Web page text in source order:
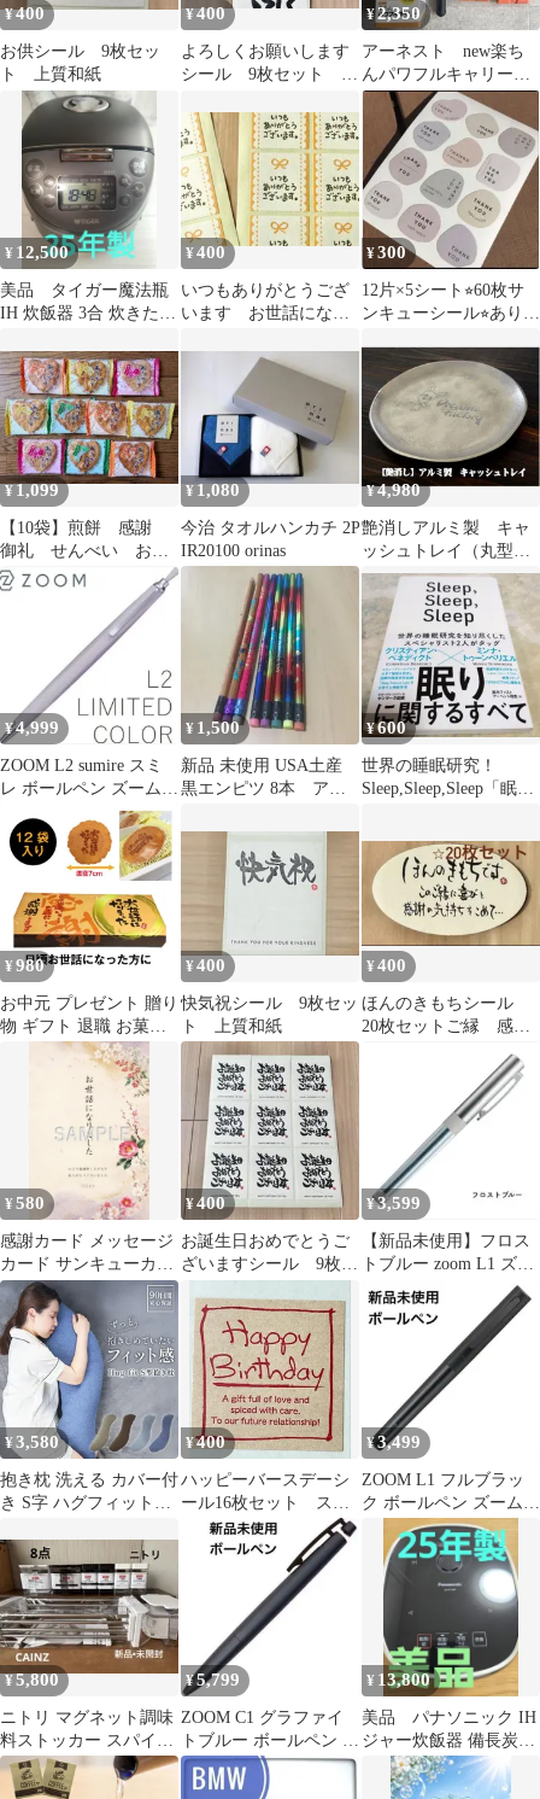
¥400
お供シール 9枚セッ
ト 上質和紙
¥400
よろしくお願いします
シール 9枚セット 上
¥2,350
アーネスト new楽ち
んパワフルキャリー
台車 家具移動 引越
し 模様替え
¥ 12,500
美品 タイガー魔法瓶
IH 炊飯器 3合 炊きた
¥400
いつもありがとうござ
います お世話になり
感謝 上質和紙
¥300
12片×5シート⭐︎60枚サ
ンキューシール⭐︎ありが
¥1,099
【10袋】煎餅 感謝
御礼 せんべい おか
き ギフト お返し
個包装
¥1,080
今治 タオルハンカチ 2P
IR20100 orinas
¥4,980
艶消しアルミ製 キャ
ッシュトレイ（丸型）
【開店祝い】【記念
品】【新装オープン
お祝い】【新装開店
お祝い】などアイデア
次第【コンビニ受取対
応商品】【キャッシュ
トレイ 名入れ】【開
店祝い名入れ】
¥4,999
ZOOM L2 sumire スミ
レ ボールペン ズーム
¥ 1,500
新品 未使用 USA土産
黒エンピツ 8本 アメ
¥600
世界の睡眠研究！
Sleep,Sleep,Sleep「眠り
¥ 980
お中元 プレゼント 贈り
物 ギフト 退職 お菓子
お世話になりました 12
袋入り 個包装 プチギフ
ト 喜ばれる 大量 詰め
合わせ メッセージ 送料
無料 お礼 卒業 転職 転
¥400
快気祝シール 9枚セッ
ト 上質和紙
¥400
ほんのきもちシール
20枚セットご縁 感
謝 心遣い お世話に
なりました 上質紙
¥580
感謝カード メッセージ
カード サンキューカー
ド 和風 オーダー可
¥400
お誕生日おめでとうご
ざいますシール 9枚セ
¥3,599
【新品未使用】フロス
トブルー zoom L1 ズー
ム ブラックインク
¥3,580
抱き枕 洗える カバー付
き S字 ハグフィット
抱きまくら 枕 まくら
マクラ 横向き寝用枕 横
向き寝 横向き 横 横向
き枕 妊娠中 妊娠 いび
き いびき防止 腰痛改善
腰痛 睡眠時無呼吸症候
群 歯ぎしり 防止 父の
日
¥400
ハッピーバースデーシ
ール16枚セット スク
エア型
¥3,499
ZOOM L1 フルブラッ
ク ボールペン ズーム
BJ-ZL1EC12R17
¥5,800
ニトリ マグネット調味
料ストッカー スパイス
ボトル カインズスライ
ドバスケット
¥5,799
ZOOM C1 グラファイ
トブルー ボールペン ズ
ーム BC-ZC1EC44
¥ 13,800
美品 パナソニック IH
ジャー炊飯器 備長炭釜
3.5合炊き最終値下げ